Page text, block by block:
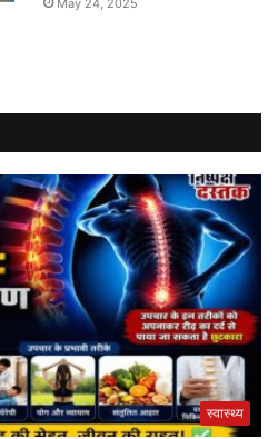
May 24, 2025
स्वास्थ्य